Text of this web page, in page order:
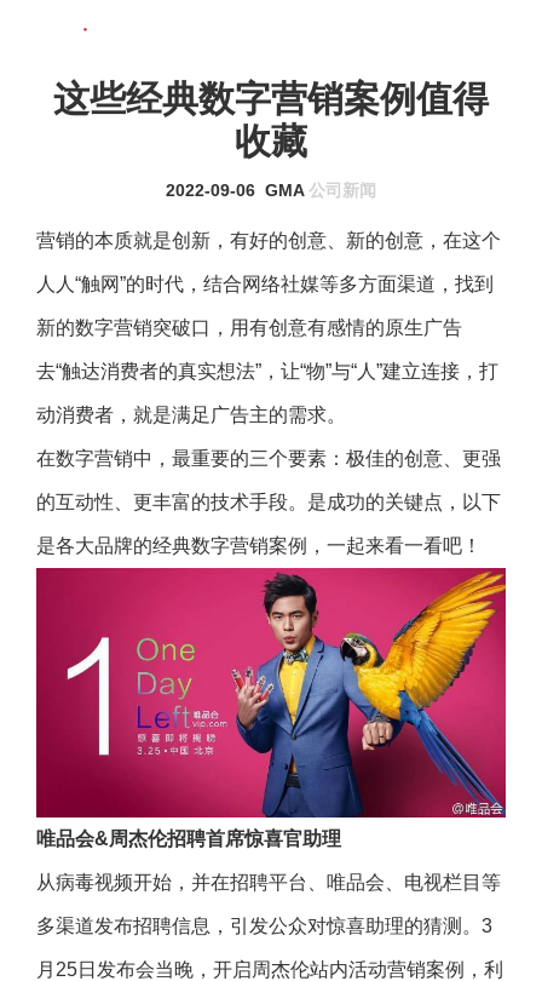
这些经典数字营销案例值得
收藏
2022-09-06 GMA 公司新闻
营销的本质就是创新，有好的创意、新的创意，在这个
人人“触网”的时代，结合网络社媒等多方面渠道，找到
新的数字营销突破口，用有创意有感情的原生广告
去“触达消费者的真实想法”，让“物”与“人”建立连接，打
动消费者，就是满足广告主的需求。
在数字营销中，最重要的三个要素：极佳的创意、更强
的互动性、更丰富的技术手段。是成功的关键点，以下
是各大品牌的经典数字营销案例，一起来看一看吧！
唯品会&周杰伦招聘首席惊喜官助理
从病毒视频开始，并在招聘平台、唯品会、电视栏目等
多渠道发布招聘信息，引发公众对惊喜助理的猜测。3
月25日发布会当晚，开启周杰伦站内活动营销案例，利